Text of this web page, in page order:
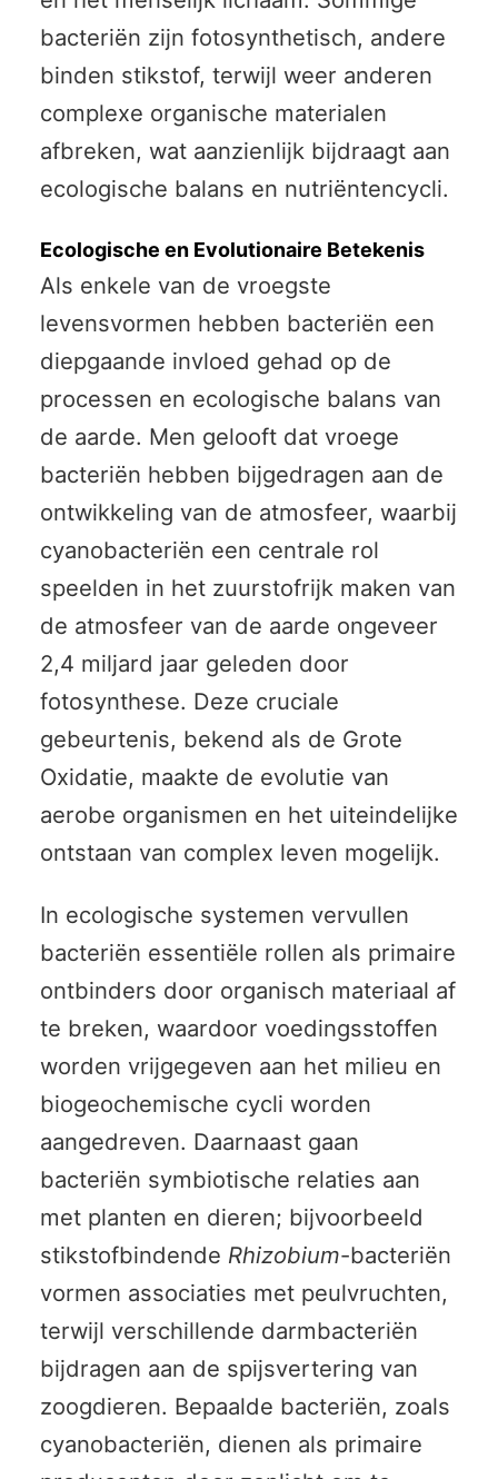
bacteriën zijn fotosynthetisch, andere
binden stikstof, terwijl weer anderen
complexe organische materialen
afbreken, wat aanzienlijk bijdraagt aan
ecologische balans en nutriëntencycli.
Ecologische en Evolutionaire Betekenis
Als enkele van de vroegste
levensvormen hebben bacteriën een
diepgaande invloed gehad op de
processen en ecologische balans van
de aarde. Men gelooft dat vroege
bacteriën hebben bijgedragen aan de
ontwikkeling van de atmosfeer, waarbij
cyanobacteriën een centrale rol
speelden in het zuurstofrijk maken van
de atmosfeer van de aarde ongeveer
2,4 miljard jaar geleden door
fotosynthese. Deze cruciale
gebeurtenis, bekend als de Grote
Oxidatie, maakte de evolutie van
aerobe organismen en het uiteindelijke
ontstaan van complex leven mogelijk.
In ecologische systemen vervullen
bacteriën essentiële rollen als primaire
ontbinders door organisch materiaal af
te breken, waardoor voedingsstoffen
worden vrijgegeven aan het milieu en
biogeochemische cycli worden
aangedreven. Daarnaast gaan
bacteriën symbiotische relaties aan
met planten en dieren; bijvoorbeeld
stikstofbindende Rhizobium-bacteriën
vormen associaties met peulvruchten,
terwijl verschillende darmbacteriën
bijdragen aan de spijsvertering van
zoogdieren. Bepaalde bacteriën, zoals
cyanobacteriën, dienen als primaire